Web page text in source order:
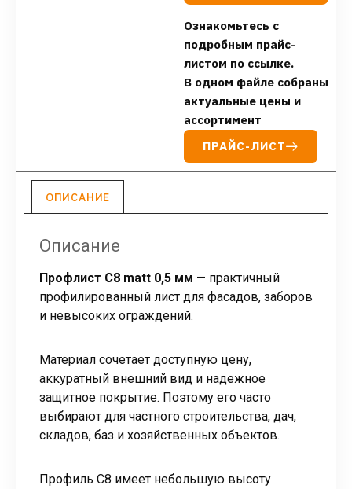
Ознакомьтесь с
подробным прайс-
листом по ссылке.
В одном файле собраны
актуальные цены и
ассортимент
ПРАЙС-ЛИСТ
ОПИСАНИЕ
Описание
Профлист С8 matt 0,5 мм — практичный
профилированный лист для фасадов, заборов
и невысоких ограждений.
Материал сочетает доступную цену,
аккуратный внешний вид и надежное
защитное покрытие. Поэтому его часто
выбирают для частного строительства, дач,
складов, баз и хозяйственных объектов.
Профиль С8 имеет небольшую высоту